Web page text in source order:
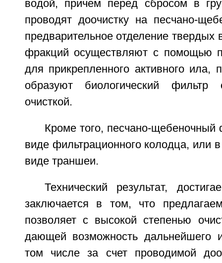
водой, причем перед сбросом в
проводят доочистку на песчано-
предварительное отделение твердых
фракций осуществляют с помощью
для прикрепленного активного ила,
образуют биологический фильтр
очисткой.
Кроме того, песчано-
виде фильтрационного колодца, или
виде траншеи.
Технический результат,
заключается в том, что
позволяет с высокой степенью
дающей возможность дальнейшего
том числе за счет проводимой